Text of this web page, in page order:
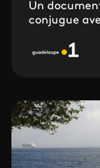
Un
conjugue